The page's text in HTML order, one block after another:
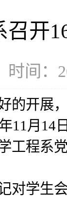
召开
时间：
的开展
11月14
工程系
对学生